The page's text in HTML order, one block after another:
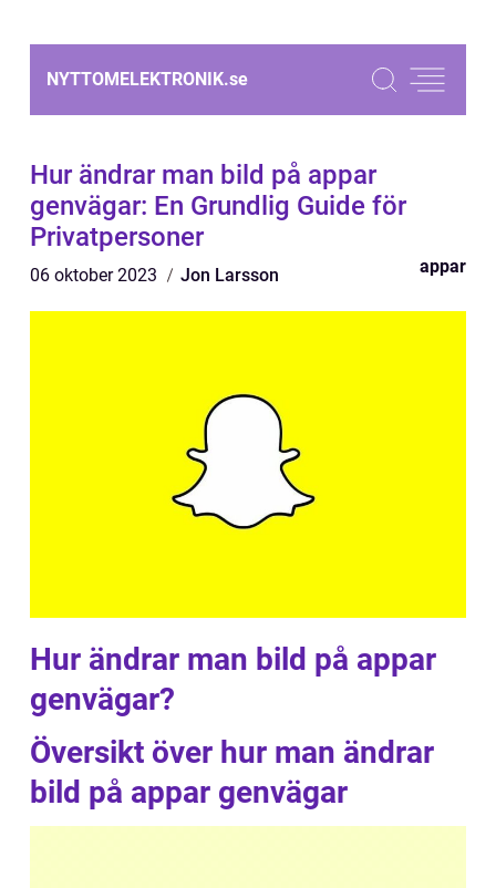
NYTTOMELEKTRONIK.se
Hur ändrar man bild på appar
genvägar: En Grundlig Guide för
Privatpersoner
06 oktober 2023 Jon Larsson appar
Hur ändrar man bild på appar
genvägar?
Översikt över hur man ändrar
bild på appar genvägar